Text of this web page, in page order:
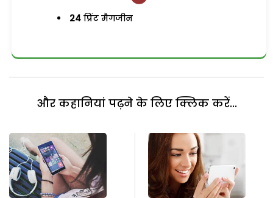
24 प्रिंट मैगजीन
और कहानियां पढ़ने के लिए क्लिक करें...